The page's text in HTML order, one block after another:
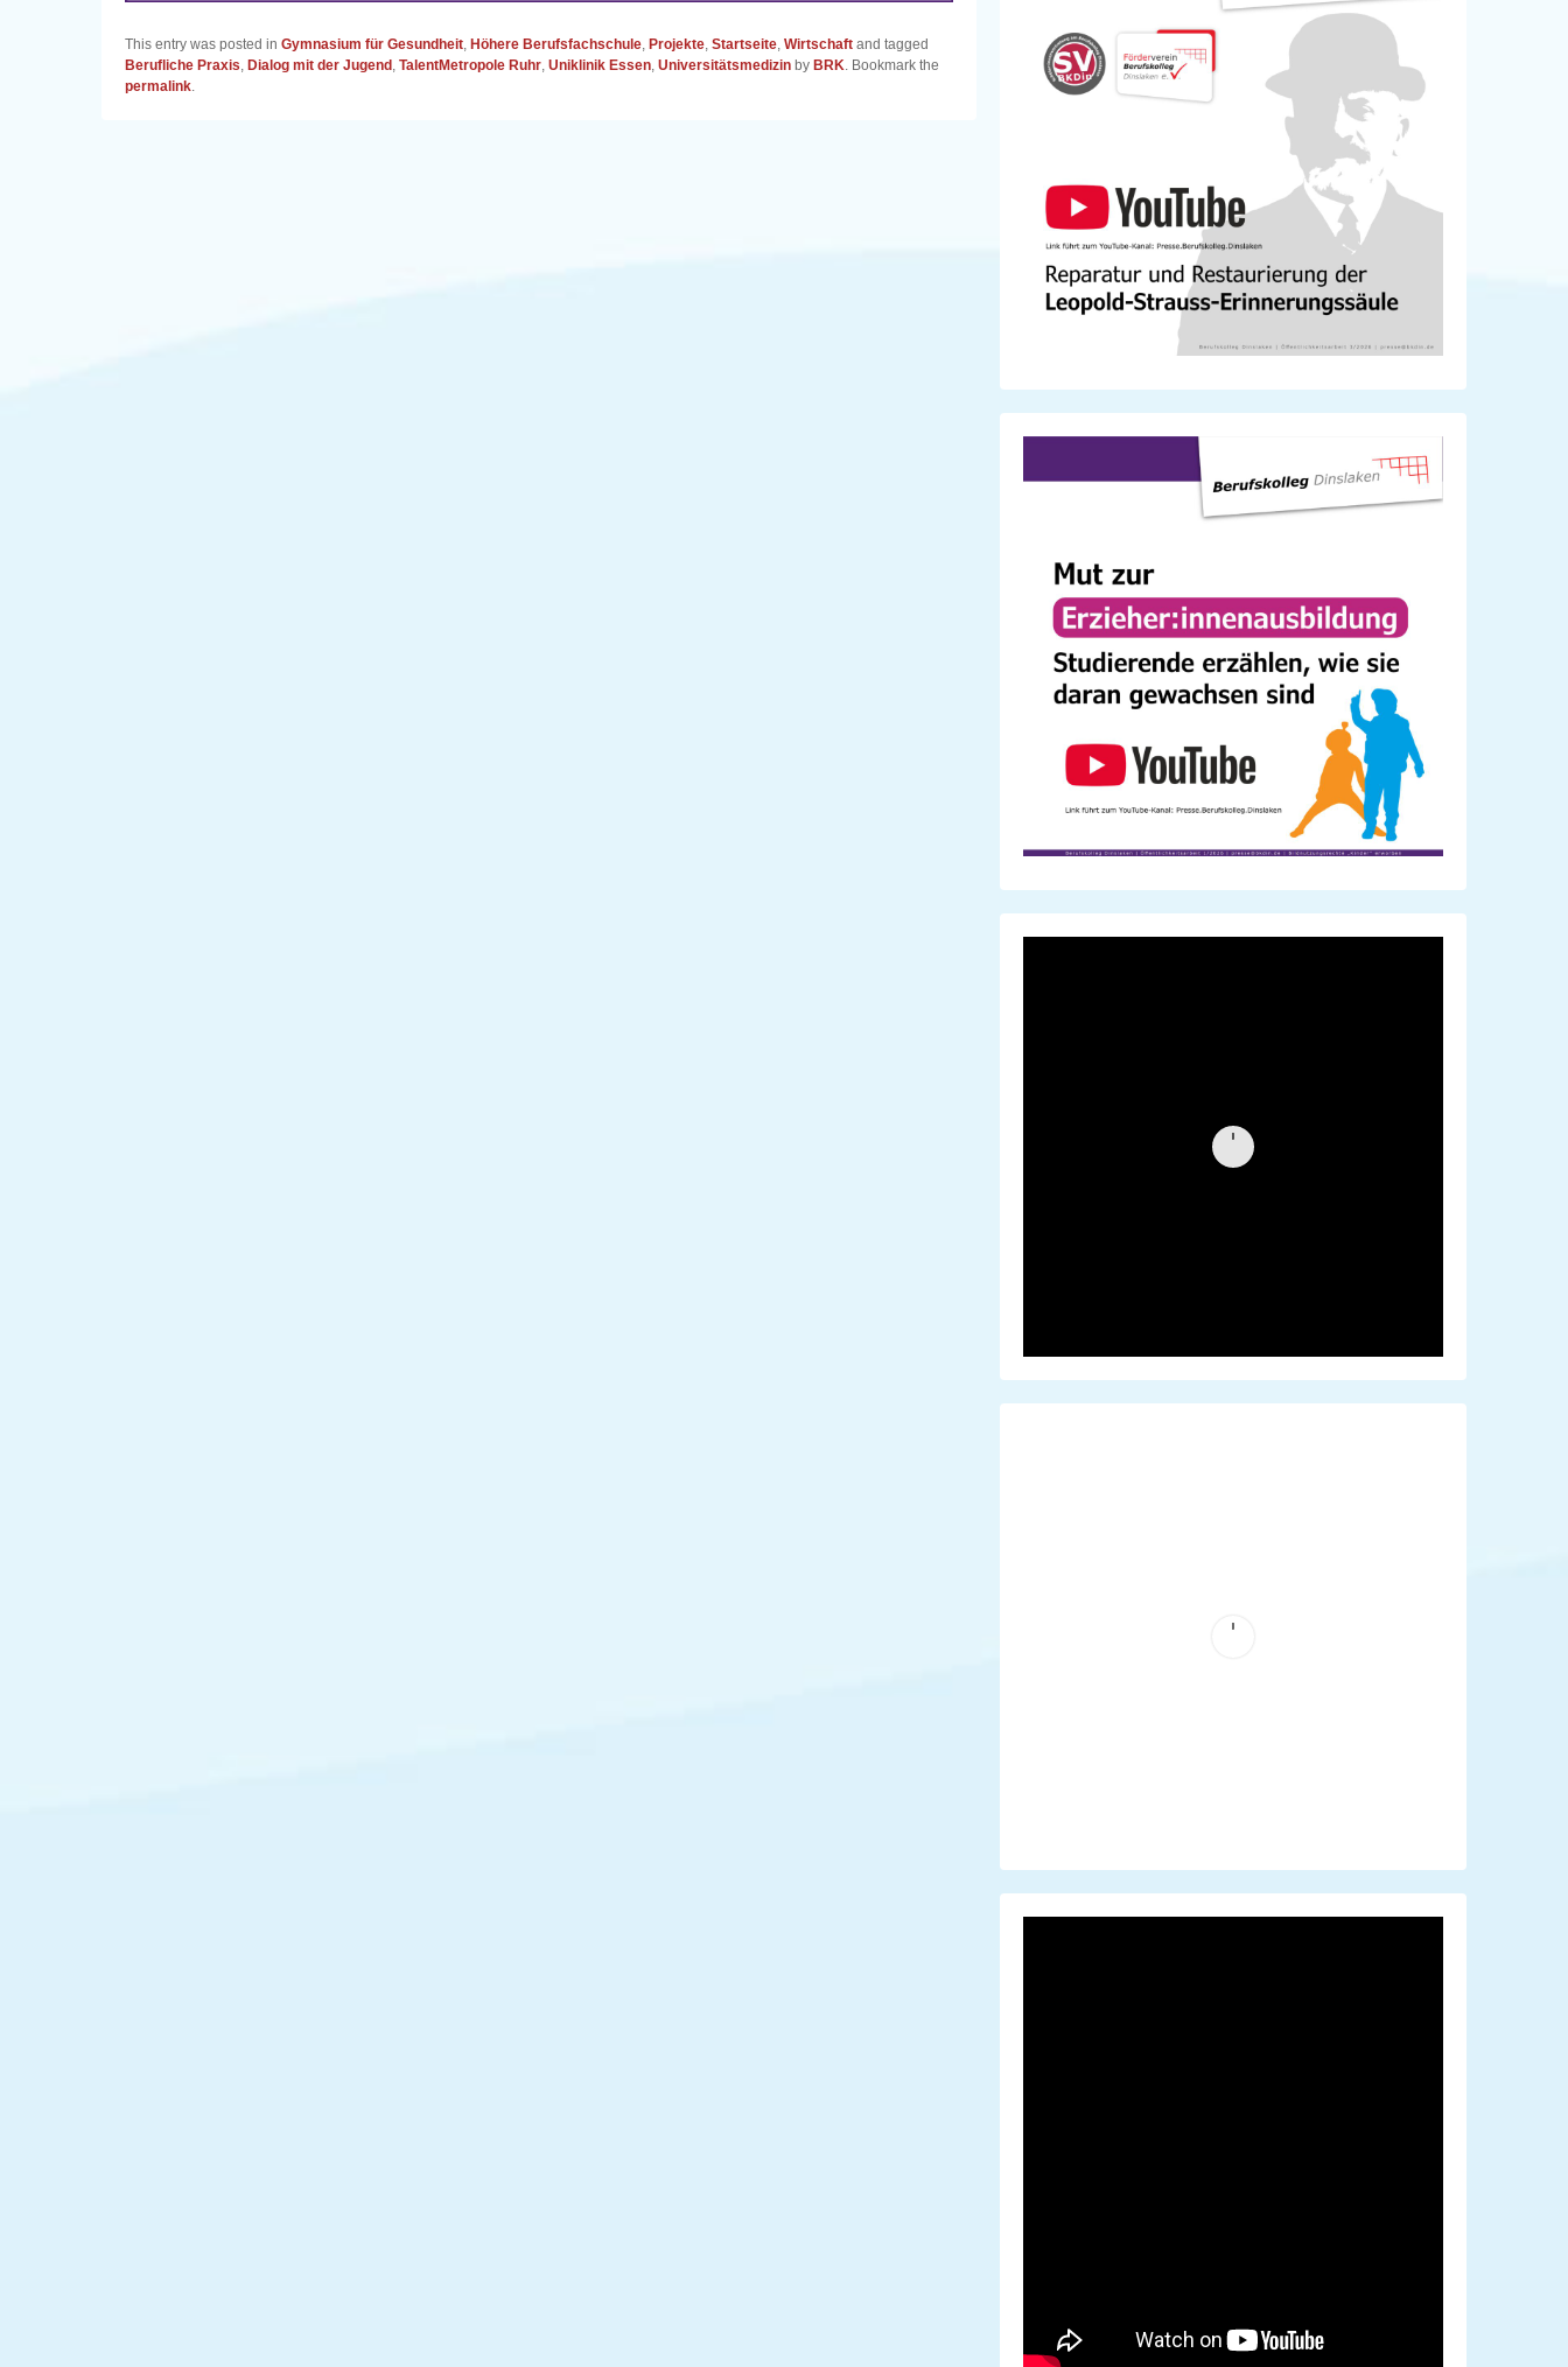
This entry was posted in Gymnasium für Gesundheit, Höhere Berufsfachschule, Projekte, Startseite, Wirtschaft and tagged
Berufliche Praxis, Dialog mit der Jugend , TalentMetropole Ruhr, Uniklinik Essen, Universitätsmedizin by BRK. Bookmark the
permalink.